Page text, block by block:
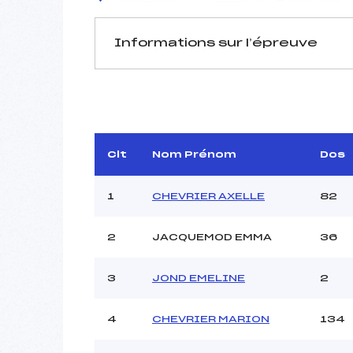
Informations sur l’épreuve
Arbitre :
Assistant :
MANCHE 1
Heure de départ :
Ouvreurs A :
Clt Nom Prénom Dos
1 CHEVRIER AXELLE 82
2 JACQUEMOD EMMA 36
3 JOND EMELINE 2
4 CHEVRIER MARION 134